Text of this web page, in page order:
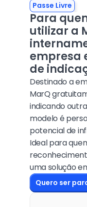
Passe Livre
Para
utilizar a
empresa
de
Destinado a
MarQ
indicando
modelo é
potencial de
Ideal para
uma solução
Quero ser